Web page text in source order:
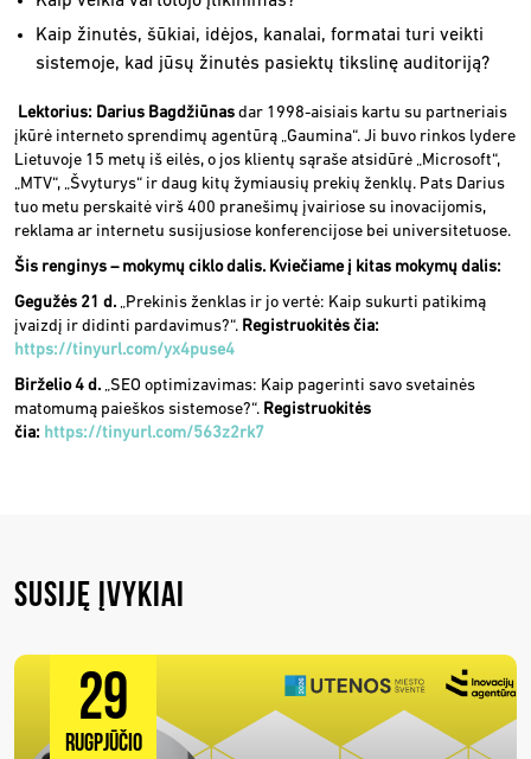
Kaip žinutės, šūkiai, idėjos, kanalai, formatai turi veikti
sistemoje, kad jūsų žinutės pasiektų tikslinę auditoriją?
Lektorius: Darius Bagdžiūnas dar 1998-aisiais kartu su partneriais
įkūrė interneto sprendimų agentūrą „Gaumina“. Ji buvo rinkos lydere
Lietuvoje 15 metų iš eilės, o jos klientų sąraše atsidūrė „Microsoft“,
„MTV“, „Švyturys“ ir daug kitų žymiausių prekių ženklų. Pats Darius
tuo metu perskaitė virš 400 pranešimų įvairiose su inovacijomis,
reklama ar internetu susijusiose konferencijose bei universitetuose.
Šis renginys – mokymų ciklo dalis. Kviečiame į kitas mokymų dalis:
Gegužės 21 d. „Prekinis ženklas ir jo vertė: Kaip sukurti patikimą
įvaizdį ir didinti pardavimus?“. Registruokitės čia:
https://tinyurl.com/yx4puse4
Birželio 4 d. „SEO optimizavimas: Kaip pagerinti savo svetainės
matomumą paieškos sistemose?“. Registruokitės
čia: https://tinyurl.com/563z2rk7
SUSIJĘ ĮVYKIAI
29
RUGPJŪČIO